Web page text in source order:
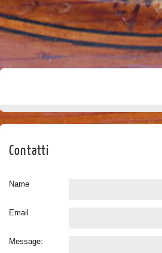
Contatti
Name
Email
Message: